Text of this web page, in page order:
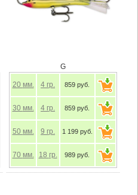
G
20 мм. 4 гр. 859 руб.
30 мм. 4 гр. 859 руб.
50 мм. 9 гр. 1 199 руб.
70 мм. 18 гр. 989 руб.